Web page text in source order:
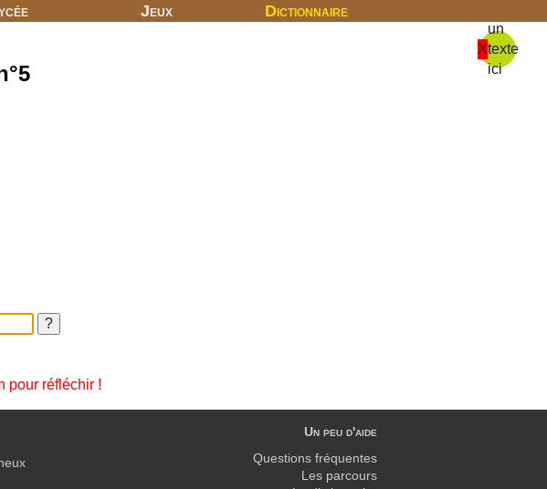
Jeux Dictionnaire
X
un
texte
ici
pour réfléchir !
Un peu d'aide
Questions fréquentes
Les parcours